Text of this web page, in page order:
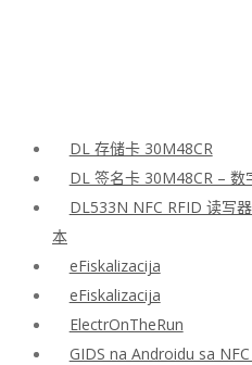
DL 存储卡 30M48CR
DL 签名卡 30M48CR – 数
DL533N NFC RFID 读写
本
eFiskalizacija
eFiskalizacija
ElectrOnTheRun
GIDS na Androidu sa